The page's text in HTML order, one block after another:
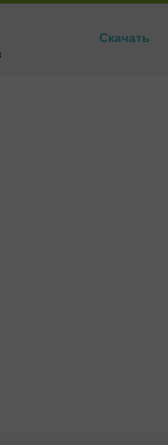
Скачать